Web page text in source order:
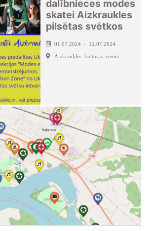
dalībnieces modes
skatei Aizkraukles
pilsētas svētkos
01.07.2024 - 12.07.2024
Aizkraukles kultūras centrs